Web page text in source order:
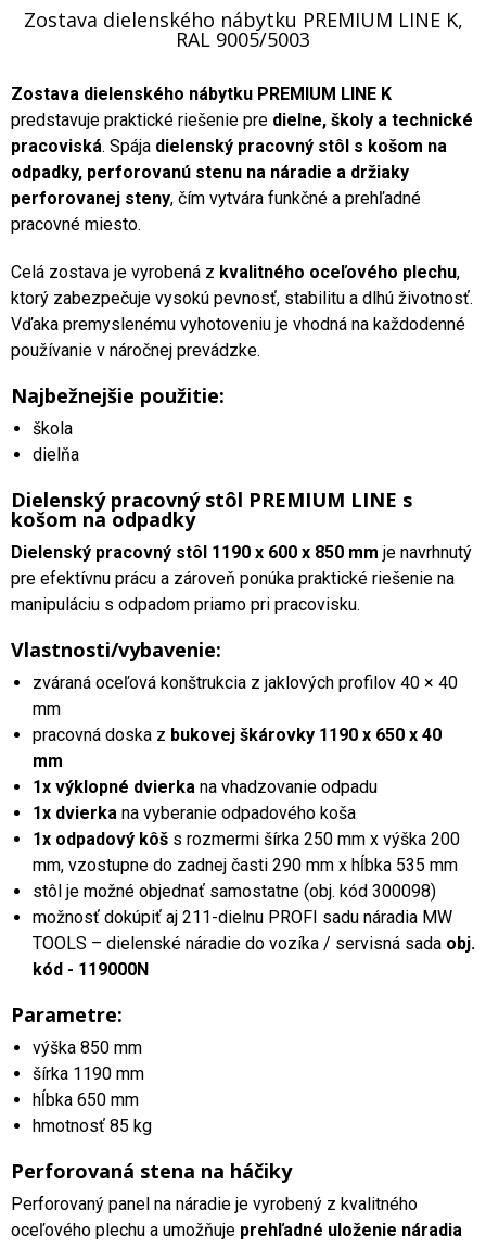
Zostava dielenského nábytku PREMIUM LINE K,
RAL 9005/5003
Zostava dielenského nábytku PREMIUM LINE K
predstavuje praktické riešenie pre dielne, školy a technické
pracoviská. Spája dielenský pracovný stôl s košom na
odpadky, perforovanú stenu na náradie a držiaky
perforovanej steny, čím vytvára funkčné a prehľadné
pracovné miesto.
Celá zostava je vyrobená z kvalitného oceľového plechu,
ktorý zabezpečuje vysokú pevnosť, stabilitu a dlhú životnosť.
Vďaka premyslenému vyhotoveniu je vhodná na každodenné
používanie v náročnej prevádzke.
Najbežnejšie použitie:
škola
dielňa
Dielenský pracovný stôl PREMIUM LINE s
košom na odpadky
Dielenský pracovný stôl 1190 x 600 x 850 mm je navrhnutý
pre efektívnu prácu a zároveň ponúka praktické riešenie na
manipuláciu s odpadom priamo pri pracovisku.
Vlastnosti/vybavenie:
zváraná oceľová konštrukcia z jaklových profilov 40 × 40
mm
pracovná doska z bukovej škárovky 1190 x 650 x 40
mm
1x výklopné dvierka na vhadzovanie odpadu
1x dvierka na vyberanie odpadového koša
1x odpadový kôš s rozmermi šírka 250 mm x výška 200
mm, vzostupne do zadnej časti 290 mm x hĺbka 535 mm
stôl je možné objednať samostatne (obj. kód 300098)
možnosť dokúpiť aj 211-dielnu PROFI sadu náradia MW
TOOLS – dielenské náradie do vozíka / servisná sada obj.
kód - 119000N
Parametre:
výška 850 mm
šírka 1190 mm
hĺbka 650 mm
hmotnosť 85 kg
Perforovaná stena na háčiky
Perforovaný panel na náradie je vyrobený z kvalitného
oceľového plechu a umožňuje prehľadné uloženie náradia